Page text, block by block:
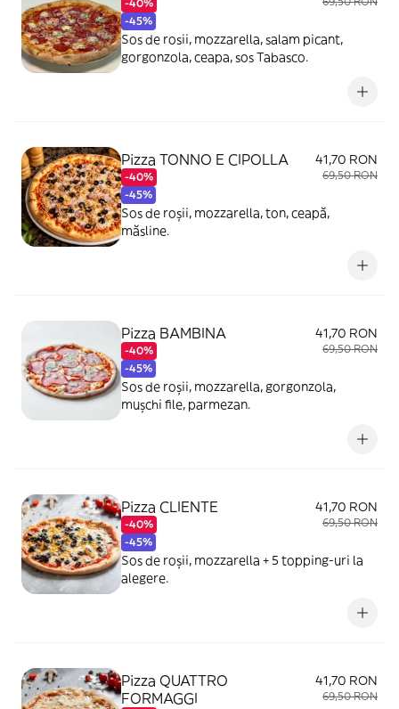
-40%
-45%
Sos de rosii, mozzarella, salam picant,
gorgonzola, ceapa, sos Tabasco.
Pizza TONNO E CIPOLLA
-40%
-45%
41,70 RON
69,50 RON
Sos de roșii, mozzarella, ton, ceapă,
măsline.
Pizza BAMBINA
-40%
-45%
41,70 RON
69,50 RON
Sos de roșii, mozzarella, gorgonzola,
mușchi file, parmezan.
Pizza CLIENTE
-40%
-45%
41,70 RON
69,50 RON
Sos de roșii, mozzarella + 5 topping-uri la
alegere.
Pizza QUATTRO
FORMAGGI
41,70 RON
69,50 RON